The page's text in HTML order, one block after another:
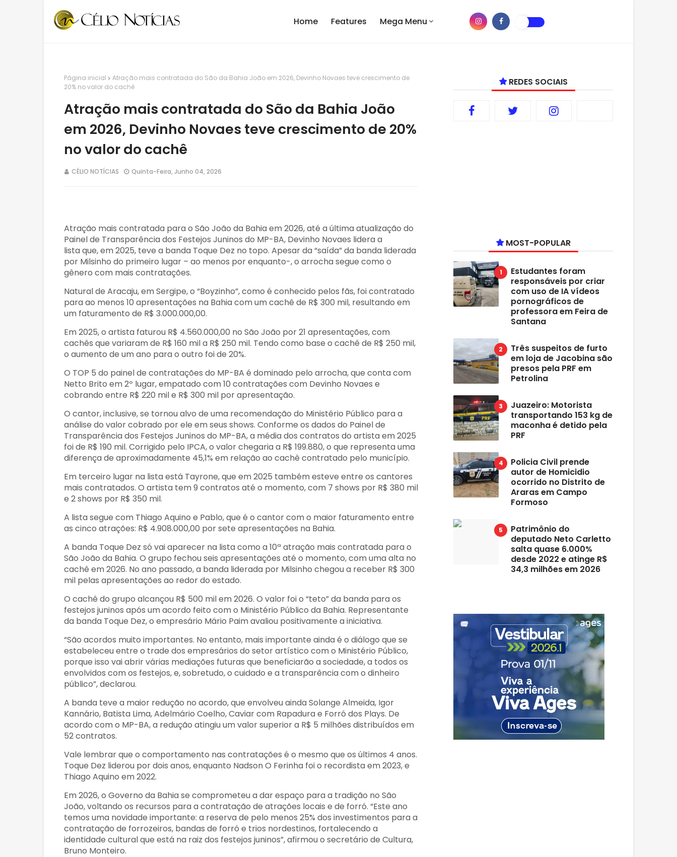
Home Features Mega Menu
Página inicial
Atração mais contratada do São da Bahia João em 2026, Devinho Novaes teve crescimento de
20% no valor do cachê
Atração mais contratada do São da Bahia João
em 2026, Devinho Novaes teve crescimento de 20%
no valor do cachê
CÉLIO NOTÍCIAS Quinta-Feira, Junho 04, 2026
Atração mais contratada para o São João da Bahia em 2026, até a última atualização do
Painel de Transparência dos Festejos Juninos do MP-BA, Devinho Novaes lidera a
lista que, em 2025, teve a banda Toque Dez no topo. Apesar da “saída” da banda liderada
por Milsinho do primeiro lugar – ao menos por enquanto-, o arrocha segue como o
gênero com mais contratações.
Natural de Aracaju, em Sergipe, o “Boyzinho”, como é conhecido pelos fãs, foi contratado
para ao menos 10 apresentações na Bahia com um cachê de R$ 300 mil, resultando em
um faturamento de R$ 3.000.000,00.
Em 2025, o artista faturou R$ 4.560.000,00 no São João por 21 apresentações, com
cachês que variaram de R$ 160 mil a R$ 250 mil. Tendo como base o cachê de R$ 250 mil,
o aumento de um ano para o outro foi de 20%.
O TOP 5 do painel de contratações do MP-BA é dominado pelo arrocha, que conta com
Netto Brito em 2º lugar, empatado com 10 contratações com Devinho Novaes e
cobrando entre R$ 220 mil e R$ 300 mil por apresentação.
O cantor, inclusive, se tornou alvo de uma recomendação do Ministério Público para a
análise do valor cobrado por ele em seus shows. Conforme os dados do Painel de
Transparência dos Festejos Juninos do MP-BA, a média dos contratos do artista em 2025
foi de R$ 190 mil. Corrigido pelo IPCA, o valor chegaria a R$ 199.880, o que representa uma
diferença de aproximadamente 45,1% em relação ao cachê contratado pelo município.
Em terceiro lugar na lista está Tayrone, que em 2025 também esteve entre os cantores
mais contratados. O artista tem 9 contratos até o momento, com 7 shows por R$ 380 mil
e 2 shows por R$ 350 mil.
A lista segue com Thiago Aquino e Pablo, que é o cantor com o maior faturamento entre
as cinco atrações: R$ 4.908.000,00 por sete apresentações na Bahia.
A banda Toque Dez só vai aparecer na lista como a 10ª atração mais contratada para o
São João da Bahia. O grupo fechou seis apresentações até o momento, com uma alta no
cachê em 2026. No ano passado, a banda liderada por Milsinho chegou a receber R$ 300
mil pelas apresentações ao redor do estado.
O cachê do grupo alcançou R$ 500 mil em 2026. O valor foi o “teto” da banda para os
festejos juninos após um acordo feito com o Ministério Público da Bahia. Representante
da banda Toque Dez, o empresário Mário Paim avaliou positivamente a iniciativa.
“São acordos muito importantes. No entanto, mais importante ainda é o diálogo que se
estabeleceu entre o trade dos empresários do setor artístico com o Ministério Público,
porque isso vai abrir várias mediações futuras que beneficiarão a sociedade, a todos os
envolvidos com os festejos, e, sobretudo, o cuidado e a transparência com o dinheiro
público”, declarou.
A banda teve a maior redução no acordo, que envolveu ainda Solange Almeida, Igor
Kannário, Batista Lima, Adelmário Coelho, Caviar com Rapadura e Forró dos Plays. De
acordo com o MP-BA, a redução atingiu um valor superior a R$ 5 milhões distribuídos em
52 contratos.
Vale lembrar que o comportamento nas contratações é o mesmo que os últimos 4 anos.
Toque Dez liderou por dois anos, enquanto Nadson O Ferinha foi o recordista em 2023, e
Thiago Aquino em 2022.
Em 2026, o Governo da Bahia se comprometeu a dar espaço para a tradição no São
João, voltando os recursos para a contratação de atrações locais e de forró. “Este ano
temos uma novidade importante: a reserva de pelo menos 25% dos investimentos para a
contratação de forrozeiros, bandas de forró e trios nordestinos, fortalecendo a
identidade cultural que está na raiz dos festejos juninos”, afirmou o secretário de Cultura,
Bruno Monteiro.
REDES SOCIAIS
MOST-POPULAR
Estudantes foram
responsáveis por criar
com uso de IA vídeos
pornográficos de
professora em Feira de
Santana
Três suspeitos de furto
em loja de Jacobina são
presos pela PRF em
Petrolina
Juazeiro: Motorista
transportando 153 kg de
maconha é detido pela
PRF
Policia Civil prende
autor de Homicidio
ocorrido no Distrito de
Araras em Campo
Formoso
Patrimônio do
deputado Neto Carletto
salta quase 6.000%
desde 2022 e atinge R$
34,3 milhões em 2026